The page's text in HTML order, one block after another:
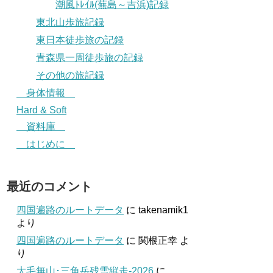
潮風ﾄﾚｲﾙ(蕪島～吉浜)記録
東北山歩旅記録
東日本徒歩旅の記録
青森県一周徒歩旅の記録
その他の旅記録
身体情報
Hard & Soft
資料庫
はじめに
最近のコメント
四国遍路のルートデータ に takenamik1
より
四国遍路のルートデータ に 関根正幸 よ
り